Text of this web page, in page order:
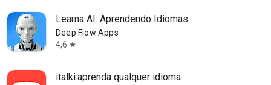
Learna AI: Aprendendo Idiomas
Deep Flow Apps
4,6 star
italki:aprenda qualquer idioma